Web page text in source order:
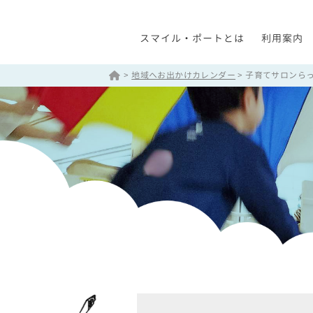
スマイル・ポートとは 利用案内
>地域へお出かけカレンダー >子育てサロンら